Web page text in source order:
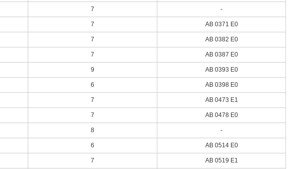
7 -
7 AB 0371 E0
7 AB 0382 E0
7 AB 0387 E0
9 AB 0393 E0
6 AB 0398 E0
7 AB 0473 E1
7 AB 0478 E0
8 -
6 AB 0514 E0
7 AB 0519 E1